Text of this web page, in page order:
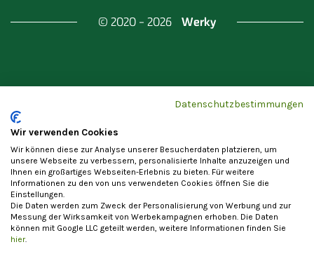
© 2020 - 2026 Werky
Datenschutzerklärung
Cookie-Einstellungen
Allgemeine Nutzungsbedingungen
Impressum
Vertrag widerrufen
Datenschutzbestimmungen
Wir verwenden Cookies
Wir können diese zur Analyse unserer Besucherdaten platzieren, um
unsere Webseite zu verbessern, personalisierte Inhalte anzuzeigen und
Ihnen ein großartiges Webseiten-Erlebnis zu bieten. Für weitere
Informationen zu den von uns verwendeten Cookies öffnen Sie die
Einstellungen.
Die Daten werden zum Zweck der Personalisierung von Werbung und zur
Messung der Wirksamkeit von Werbekampagnen erhoben. Die Daten
können mit Google LLC geteilt werden, weitere Informationen finden Sie
hier.